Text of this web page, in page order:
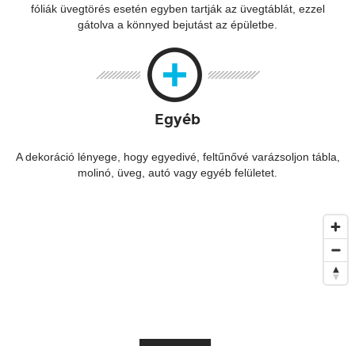
fóliák üvegtörés esetén egyben tartják az üvegtáblát, ezzel
gátolva a könnyed bejutást az épületbe.
Egyéb
A dekoráció lényege, hogy egyedivé, feltűnővé varázsoljon tábla,
molinó, üveg, autó vagy egyéb felületet.